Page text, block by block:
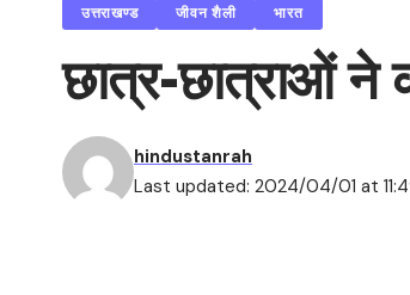
उत्तराखण्ड जीवन शैली भारत
छात्र-छात्राओं ने
Last updated: 2024/04/01 at
hindustanrah